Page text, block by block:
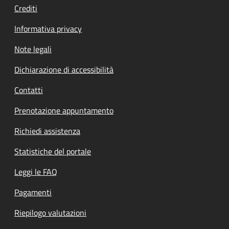
Crediti
Informativa privacy
Note legali
Dichiarazione di accessibilità
Contatti
Prenotazione appuntamento
Richiedi assistenza
Statistiche del portale
Leggi le FAQ
Pagamenti
Riepilogo valutazioni